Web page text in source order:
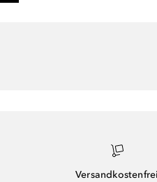
Versandkostenfrei